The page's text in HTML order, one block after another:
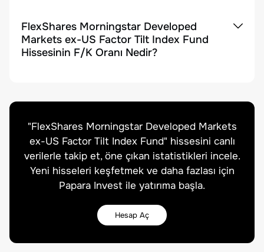
FlexShares Morningstar Developed
Markets ex-US Factor Tilt Index Fund
Hissesinin F/K Oranı Nedir?
"FlexShares Morningstar Developed Markets
ex-US Factor Tilt Index Fund" hissesini canlı
verilerle takip et, öne çıkan istatistikleri incele.
Yeni hisseleri keşfetmek ve daha fazlası için
Papara Invest ile yatırıma başla.
Hesap Aç